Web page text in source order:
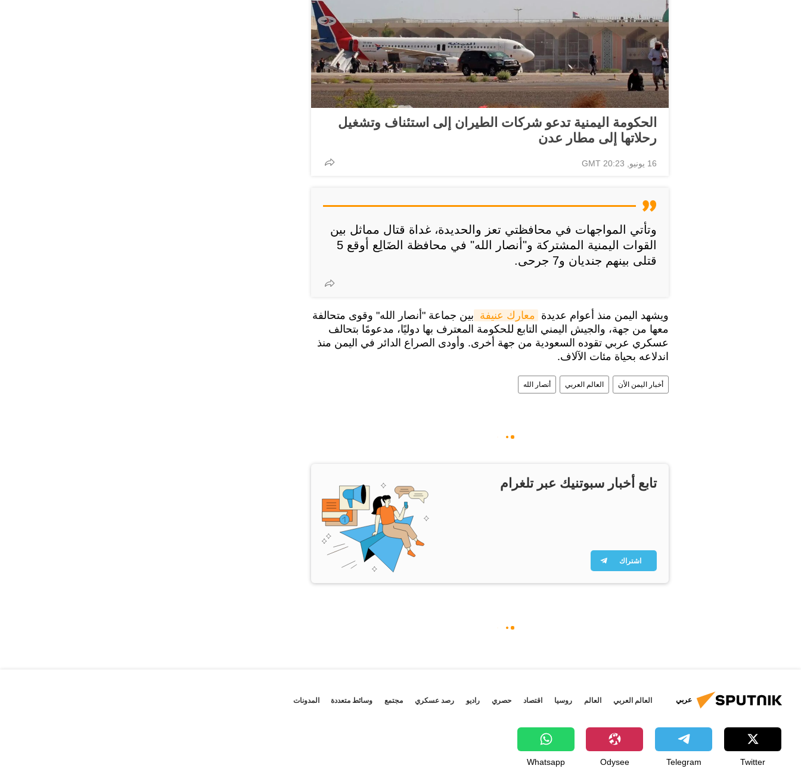
الحكومة اليمنية تدعو شركات الطيران إلى استئناف وتشغيل
رحلاتها إلى مطار عدن
16 يونيو, 20:23 GMT
وتأتي المواجهات في محافظتي تعز والحديدة، غداة قتال مماثل بين
القوات اليمنية المشتركة و"أنصار الله" في محافظة الضَالِع أوقع 5
قتلى بينهم جنديان و7 جرحى.
ويشهد اليمن منذ أعوام عديدة معارك عنيفة بين جماعة "أنصار الله" وقوى متحالفة
معها من جهة، والجيش اليمني التابع للحكومة المعترف بها دوليًا، مدعومًا بتحالف
عسكري عربي تقوده السعودية من جهة أخرى. وأودى الصراع الدائر في اليمن منذ
اندلاعه بحياة مئات الآلاف.
أخبار اليمن الأن العالم العربي أنصار الله
تابع أخبار سبوتنيك عبر تلغرام
اشتراك
عربي العالم العربي العالم روسيا اقتصاد حصري راديو رصد عسكري مجتمع وسائط متعددة المدونات
Twitter
Telegram
Odysee
Whatsapp